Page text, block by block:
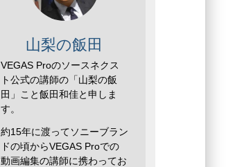
山梨の飯田
VEGAS Proのソースネクス
ト公式の講師の「山梨の飯
田」こと飯田和佳と申しま
す。
約15年に渡ってソニーブラン
ドの頃からVEGAS Proでの
動画編集の講師に携わってお